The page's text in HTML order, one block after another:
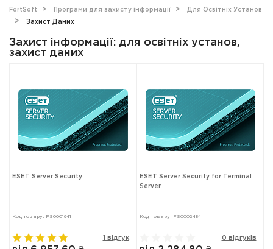
FortSoft Програми для захисту інформації Для Освітніх Установ
Захист Даних
Захист інформації: для освітніх установ,
захист даних
ESET Server Security
Код товару: FS0001641
1 відгук
ESET Server Security for Terminal
Server
Код товару: FS0002484
0 відгуків